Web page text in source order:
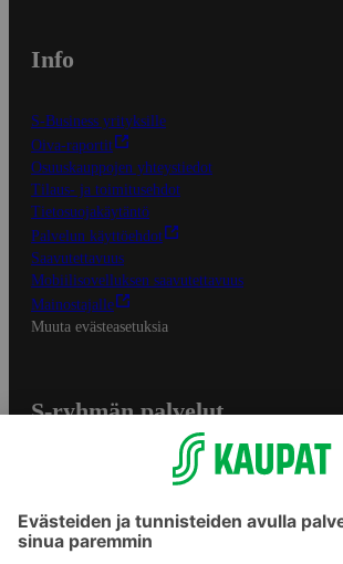
Info
S-Business yrityksille
Oiva-raportit
Osuuskauppojen yhteystiedot
Tilaus- ja toimitusehdot
Tietosuojakäytäntö
Palvelun käyttöehdot
Saavutettavuus
Mobiilisovelluksen saavutettavuus
Mainostajalle
Muuta evästeasetuksia
S-ryhmän palvelut
Yhteishyvä Ruoka -sovellus
S-ostoslista -sovellus